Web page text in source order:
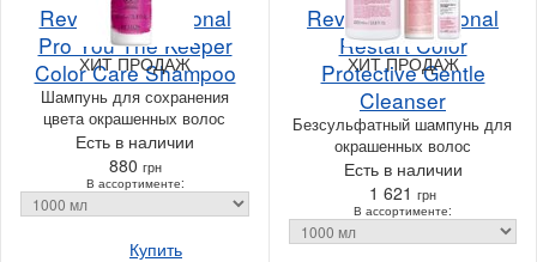
ХИТ ПРОДАЖ
Revlon Professional
Pro You The Keeper
Color Care Shampoo
Шампунь для сохранения
цвета окрашенных волос
Есть в наличии
880 грн
В ассортименте:
Купить
ХИТ ПРОДАЖ
Revlon Professional
Restart Color
Protective Gentle
Cleanser
Безсульфатный шампунь для
окрашенных волос
Есть в наличии
1 621 грн
В ассортименте: